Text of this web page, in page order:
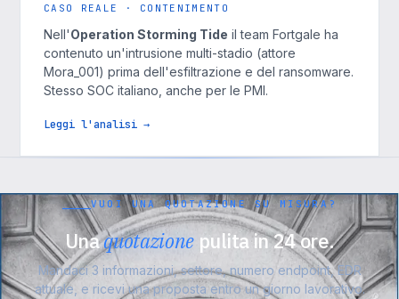
CASO REALE · CONTENIMENTO
Nell'Operation Storming Tide il team Fortgale ha
contenuto un'intrusione multi-stadio (attore
Mora_001) prima dell'esfiltrazione e del ransomware.
Stesso SOC italiano, anche per le PMI.
Leggi l'analisi →
VUOI UNA QUOTAZIONE SU MISURA?
Unaquotazione pulita in 24 ore.
Mandaci 3 informazioni, settore, numero endpoint, EDR
attuale, e ricevi una proposta entro un giorno lavorativo.